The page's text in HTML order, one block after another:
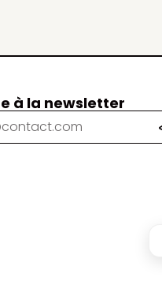
à la newsletter